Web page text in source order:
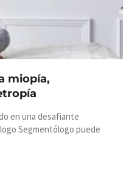
miopía,
en una desafiante
Segmentólogo puede